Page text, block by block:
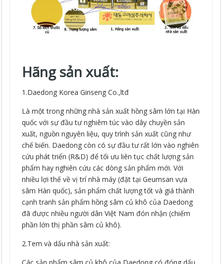
Hãng sản xuất:
1.Daedong Korea Ginseng Co.,ltđ
Là một trong những nhà sản xuất hồng sâm lớn tại Hàn
quốc với sự đầu tư nghiêm túc vào dây chuyền sản
xuất, nguồn nguyên liệu, quy trình sản xuất cũng như
chế biến. Daedong còn có sự đầu tư rất lớn vào nghiên
cứu phát triển (R&D) để tối ưu liên tục chất lượng sản
phẩm hay nghiên cứu các dòng sản phẩm mới. Với
nhiều lợi thế về vị trí nhà máy (đặt tại Geumsan vựa
sâm Hàn quốc), sản phẩm chất lượng tốt và giá thành
cạnh tranh sản phẩm hồng sâm củ khô của Daedong
đã được nhiều người dân Việt Nam đón nhận (chiếm
phần lớn thị phần sâm củ khô).
2.Tem và dấu nhà sản xuất: